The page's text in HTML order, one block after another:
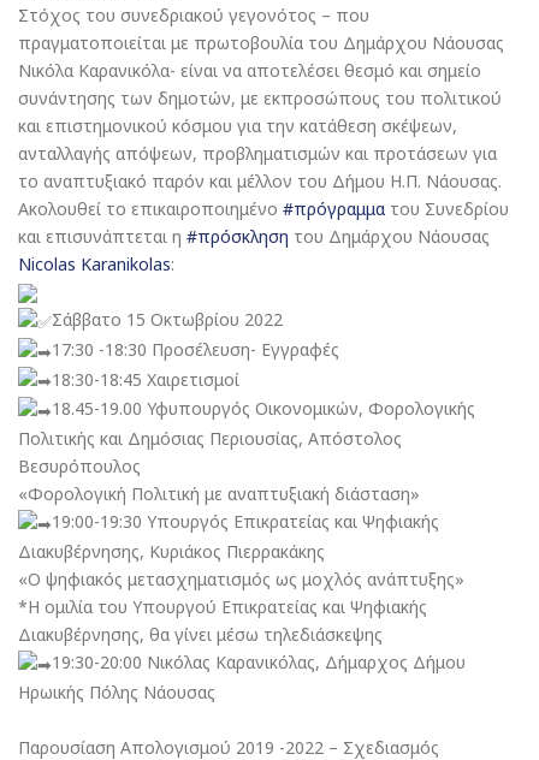
Στόχος του συνεδριακού γεγονότος – που
πραγματοποιείται με πρωτοβουλία του Δημάρχου Νάουσας
Νικόλα Καρανικόλα- είναι να αποτελέσει θεσμό και σημείο
συνάντησης των δημοτών, με εκπροσώπους του πολιτικού
και επιστημονικού κόσμου για την κατάθεση σκέψεων,
ανταλλαγής απόψεων, προβληματισμών και προτάσεων για
το αναπτυξιακό παρόν και μέλλον του Δήμου Η.Π. Νάουσας.
Ακολουθεί το επικαιροποιημένο #πρόγραμμα του Συνεδρίου
και επισυνάπτεται η #πρόσκληση του Δημάρχου Νάουσας
Nicolas Karanikolas:
Σάββατο 15 Οκτωβρίου 2022
17:30 -18:30 Προσέλευση- Εγγραφές
18:30-18:45 Χαιρετισμοί
18.45-19.00 Υφυπουργός Οικονομικών, Φορολογικής
Πολιτικής και Δημόσιας Περιουσίας, Απόστολος
Βεσυρόπουλος
«Φορολογική Πολιτική με αναπτυξιακή διάσταση»
19:00-19:30 Υπουργός Επικρατείας και Ψηφιακής
Διακυβέρνησης, Κυριάκος Πιερρακάκης
«Ο ψηφιακός μετασχηματισμός ως μοχλός ανάπτυξης»
*Η ομιλία του Υπουργού Επικρατείας και Ψηφιακής
Διακυβέρνησης, θα γίνει μέσω τηλεδιάσκεψης
19:30-20:00 Νικόλας Καρανικόλας, Δήμαρχος Δήμου
Ηρωικής Πόλης Νάουσας
Παρουσίαση Απολογισμού 2019 -2022 – Σχεδιασμός